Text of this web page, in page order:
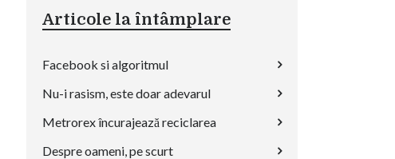
Articole la întâmplare
Facebook si algoritmul
Nu-i rasism, este doar adevarul
Metrorex încurajează reciclarea
Despre oameni, pe scurt